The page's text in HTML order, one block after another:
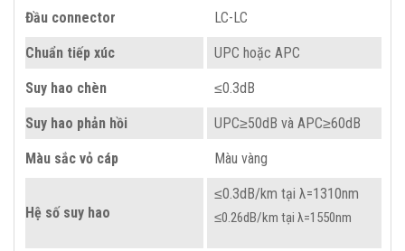
Đầu connector LC-LC
Chuẩn tiếp xúc UPC hoặc APC
Suy hao chèn ≤0.3dB
Suy hao phản hồi UPC≥50dB và APC≥60dB
Màu sắc vỏ cáp Màu vàng
Hệ số suy hao
≤0.3dB/km tại λ=1310nm
≤0.26dB/km tại λ=1550nm